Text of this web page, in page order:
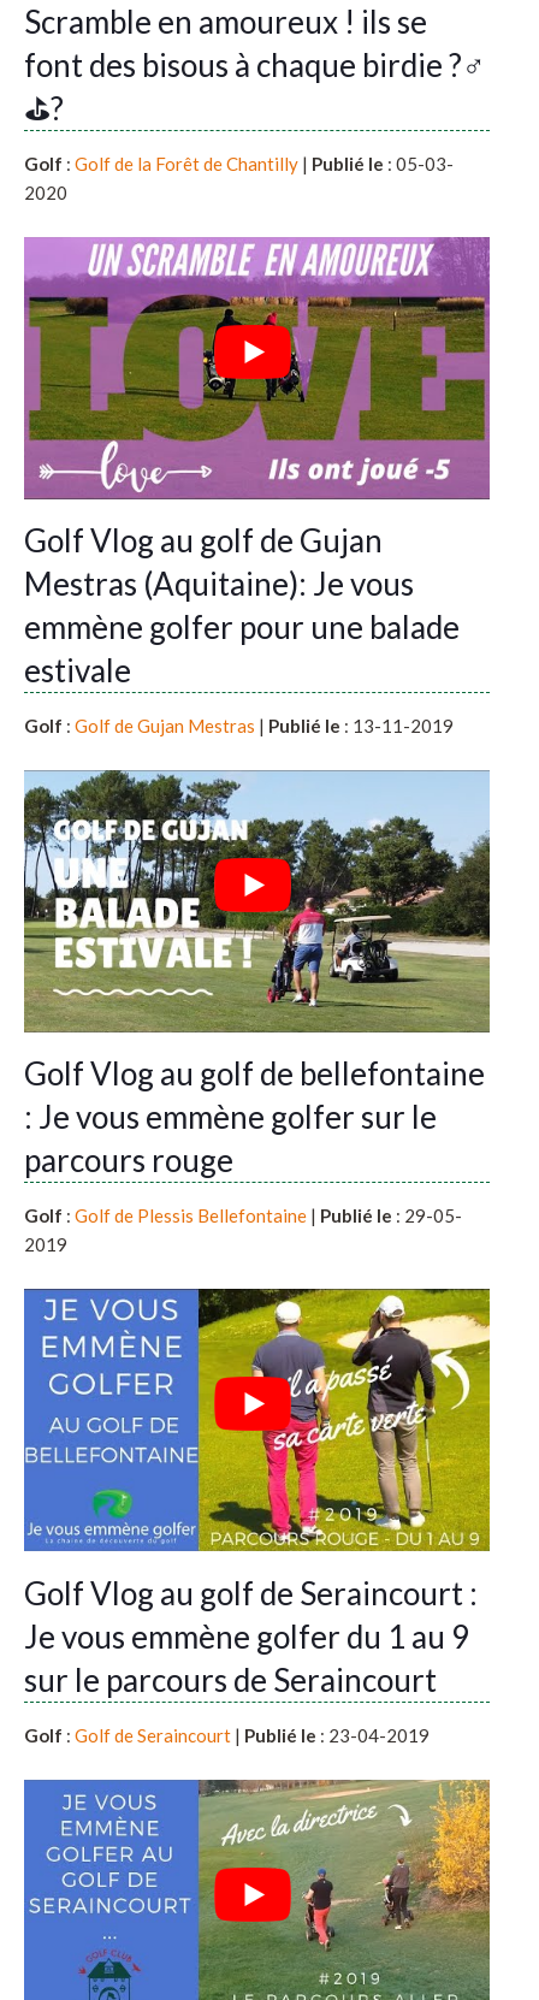
Scramble en amoureux ! ils se
font des bisous à chaque birdie ?️‍♂️
⛳?
Golf : Golf de la Forêt de Chantilly | Publié le : 05-03-
2020
Golf Vlog au golf de Gujan
Mestras (Aquitaine): Je vous
emmène golfer pour une balade
estivale
Golf : Golf de Gujan Mestras | Publié le : 13-11-2019
Golf Vlog au golf de bellefontaine
: Je vous emmène golfer sur le
parcours rouge
Golf : Golf de Plessis Bellefontaine | Publié le : 29-05-
2019
Golf Vlog au golf de Seraincourt :
Je vous emmène golfer du 1 au 9
sur le parcours de Seraincourt
Golf : Golf de Seraincourt | Publié le : 23-04-2019